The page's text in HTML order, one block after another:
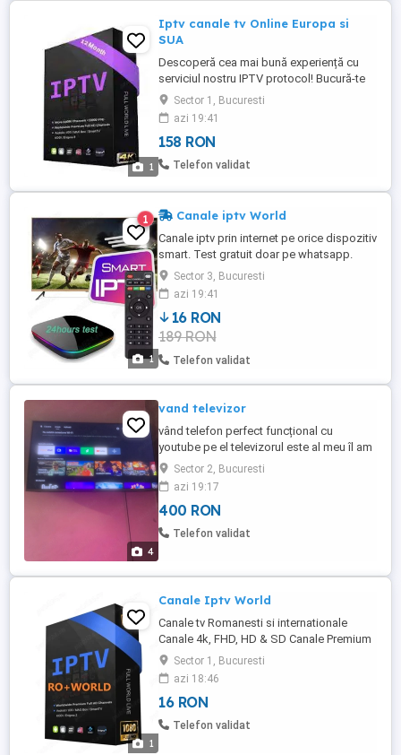
1
Iptv canale tv Online Europa si
SUA
Descoperă cea mai bună experiență cu
serviciul nostru IPTV protocol! Bucură-te
de canale nationale si din întreaga lume,
filme și seriale la calitate HD, FHD și 4K.
Pret pentru un abonament de 6 luni.
Sector 1, Bucuresti
azi 19:41
158 RON
Telefon validat
1
1 Canale iptv World
Canale iptv prin internet pe orice dispozitiv
smart. Test gratuit doar pe whatsapp.
Sector 3, Bucuresti
azi 19:41
16 RON
189 RON
Telefon validat
4
vand televizor
vând telefon perfect funcțional cu
youtube pe el televizorul este al meu îl am
în perete vine cu telecomandă și cablu
Sector 2, Bucuresti
azi 19:17
400 RON
Telefon validat
1
Canale Iptv World
Canale tv Romanesti si internationale
Canale 4k, FHD, HD & SD Canale Premium
Canale adult Filme si seriale Suport pentru
toate dispozitivele Fara limitare locatie
tara Tehnologie AntiFreeze Test gratuit
(trimite Whatsapp) oferta limitata!
Sector 1, Bucuresti
azi 18:46
16 RON
Telefon validat